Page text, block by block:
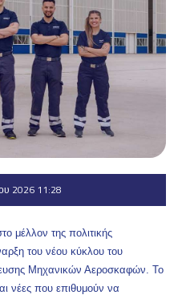
2026 11:28
μέλλον της πολιτικής
του νέου κύκλου του
Μηχανικών Αεροσκαφών. Το
νέες που επιθυμούν να